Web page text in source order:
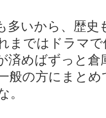
多いから、歴
まではドラマ
済めばずっと
般の方にまと
。